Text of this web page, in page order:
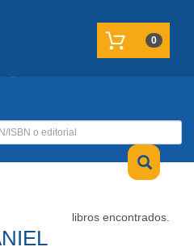
0
libros encontrados.